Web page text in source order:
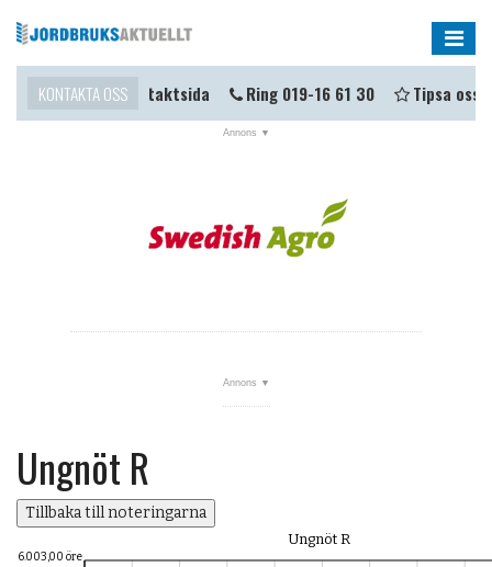
NYHETER
PRENUMERERA
OM OSS
KONTAKTA OSS
i kontakt? Kontaktsida Ring 019-16 61 30 Tipsa oss
Ungnöt R
Tillbaka till noteringarna
6.003,00 öre
Ungnöt R